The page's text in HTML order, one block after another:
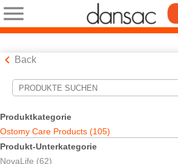
Back
Produktkategorie
Ostomy Care Products (105)
Produkt-Unterkategorie
NovaLife (62)
Suchwerkzeuge
Ihre Auswahl:
Ostomy Care Products
Nova
Nova Urostomie
Einteilig